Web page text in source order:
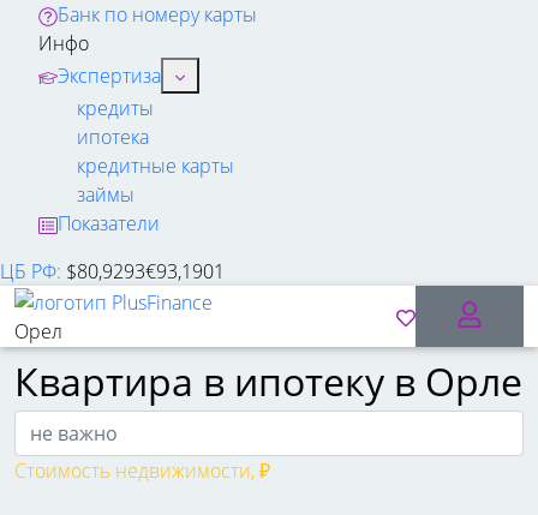
Банк по номеру карты
Инфо
Экспертиза
кредиты
ипотека
кредитные карты
займы
Показатели
ЦБ РФ: $80,9293€93,1901
Орел
Квартира в ипотеку в Орле
Стоимость недвижимости, ₽